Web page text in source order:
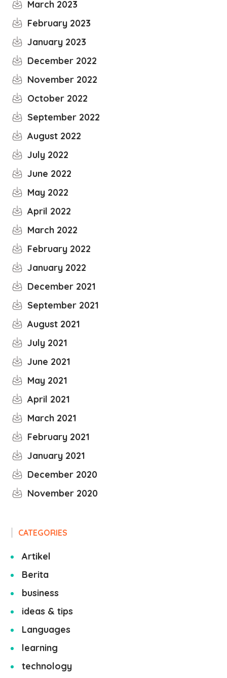
March 2023
February 2023
January 2023
December 2022
November 2022
October 2022
September 2022
August 2022
July 2022
June 2022
May 2022
April 2022
March 2022
February 2022
January 2022
December 2021
September 2021
August 2021
July 2021
June 2021
May 2021
April 2021
March 2021
February 2021
January 2021
December 2020
November 2020
CATEGORIES
Artikel
Berita
business
ideas & tips
Languages
learning
technology